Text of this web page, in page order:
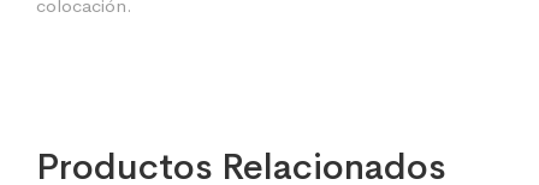
colocación.
Productos Relacionados